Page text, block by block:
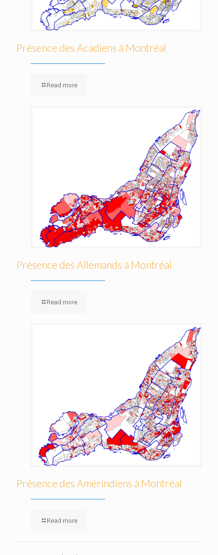
Présence des Acadiens à Montréal
Read more
Présence des Allemands à Montréal
Read more
Présence des Amérindiens à Montréal
Read more